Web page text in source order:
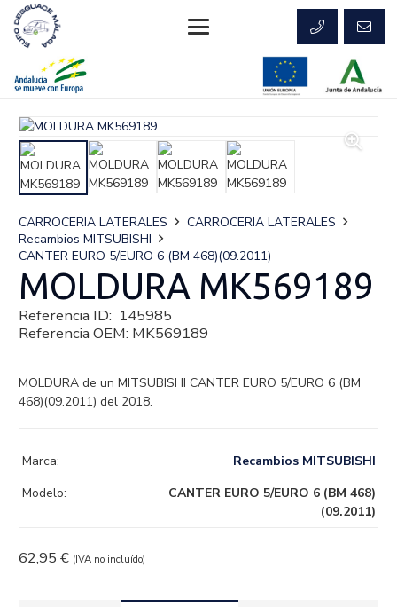
CARROCERIA LATERALES
CARROCERIA LATERALES
Recambios MITSUBISHI
CANTER EURO 5/EURO 6 (BM 468)(09.2011)
MOLDURA MK569189
Referencia ID: 145985
Referencia OEM: MK569189
MOLDURA de un MITSUBISHI CANTER EURO 5/EURO 6 (BM
468)(09.2011) del 2018.
62,95 € (IVA no incluído)
Marca:
Recambios MITSUBISHI
Modelo:
CANTER EURO 5/EURO 6 (BM 468)
(09.2011)